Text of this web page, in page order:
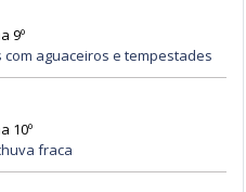
9º
aguaceiros e tempestades
10º
fraca